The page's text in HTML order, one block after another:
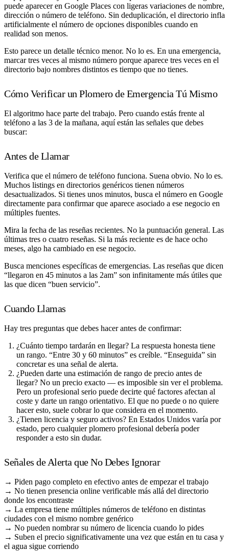
puede aparecer en Google Places con ligeras variaciones de nombre,
dirección o número de teléfono. Sin deduplicación, el directorio infla
artificialmente el número de opciones disponibles cuando en
realidad son menos.
Esto parece un detalle técnico menor. No lo es. En una emergencia,
marcar tres veces al mismo número porque aparece tres veces en el
directorio bajo nombres distintos es tiempo que no tienes.
Cómo Verificar un Plomero de Emergencia Tú Mismo
El algoritmo hace parte del trabajo. Pero cuando estás frente al
teléfono a las 3 de la mañana, aquí están las señales que debes
buscar:
Antes de Llamar
Verifica que el número de teléfono funciona. Suena obvio. No lo es.
Muchos listings en directorios genéricos tienen números
desactualizados. Si tienes unos minutos, busca el número en Google
directamente para confirmar que aparece asociado a ese negocio en
múltiples fuentes.
Mira la fecha de las reseñas recientes. No la puntuación general. Las
últimas tres o cuatro reseñas. Si la más reciente es de hace ocho
meses, algo ha cambiado en ese negocio.
Busca menciones específicas de emergencias. Las reseñas que dicen
“llegaron en 45 minutos a las 2am” son infinitamente más útiles que
las que dicen “buen servicio”.
Cuando Llamas
Hay tres preguntas que debes hacer antes de confirmar:
¿Cuánto tiempo tardarán en llegar? La respuesta honesta tiene
un rango. “Entre 30 y 60 minutos” es creíble. “Enseguida” sin
concretar es una señal de alerta.
¿Pueden darte una estimación de rango de precio antes de
llegar? No un precio exacto — es imposible sin ver el problema.
Pero un profesional serio puede decirte qué factores afectan al
coste y darte un rango orientativo. El que no puede o no quiere
hacer esto, suele cobrar lo que considera en el momento.
¿Tienen licencia y seguro activos? En Estados Unidos varía por
estado, pero cualquier plomero profesional debería poder
responder a esto sin dudar.
Señales de Alerta que No Debes Ignorar
→ Piden pago completo en efectivo antes de empezar el trabajo
→ No tienen presencia online verificable más allá del directorio
donde los encontraste
→ La empresa tiene múltiples números de teléfono en distintas
ciudades con el mismo nombre genérico
→ No pueden nombrar su número de licencia cuando lo pides
→ Suben el precio significativamente una vez que están en tu casa y
el agua sigue corriendo